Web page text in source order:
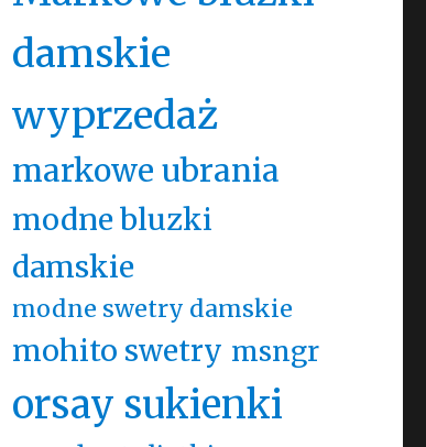
damskie
wyprzedaż
markowe ubrania
modne bluzki
damskie
modne swetry damskie
mohito swetry msngr
orsay sukienki